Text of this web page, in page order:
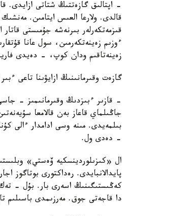
- اپتالىق گازەتتىڭ شتاتى ازايدى.
قىزمەتكەرلەر بىرنەشە جۇمىستى
زەينەتاقىم ودان كوپ، - دەيدى
گازەت وقىرمانىنىڭ ازايۋىنا تاعى
- قازىر ءبىزدىڭ وقىرمانىمىز -
جاڭىلماي قاعاز بەن قالامعا
بىلمەيدى. مىنە وسى ادامدار ءالى
- دەدى ول.
پايدالانبايدى. رەداكتورى بوتاگوز
كەڭىستىگىنىڭ اسەرى بار. بۇل -
دا قاجەتى جوق. مەرزىمدى باسىلىم